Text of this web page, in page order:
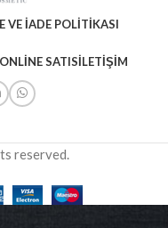
VE İADE POLITIKASI
SATISİLETIŞIM
reserved.